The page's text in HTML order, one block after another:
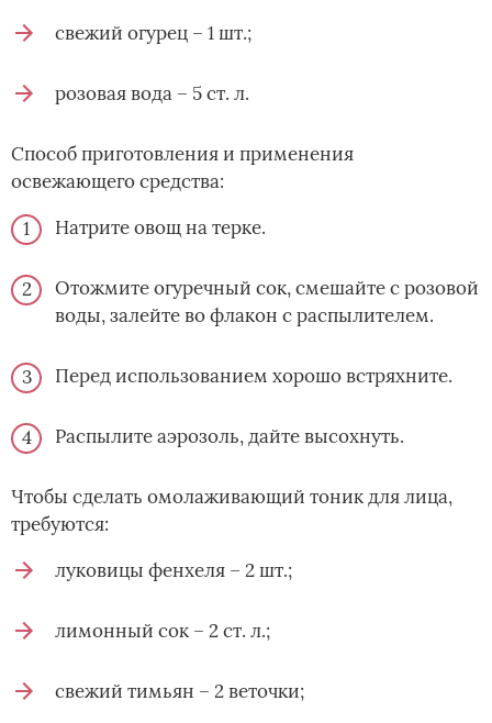
свежий огурец – 1 шт.;
розовая вода – 5 ст. л.
Способ приготовления и применения
освежающего средства:
Натрите овощ на терке.
Отожмите огуречный сок, смешайте с розовой
воды, залейте во флакон с распылителем.
Перед использованием хорошо встряхните.
Распылите аэрозоль, дайте высохнуть.
Чтобы сделать омолаживающий тоник для лица,
требуются:
луковицы фенхеля – 2 шт.;
лимонный сок – 2 ст. л.;
свежий тимьян – 2 веточки;